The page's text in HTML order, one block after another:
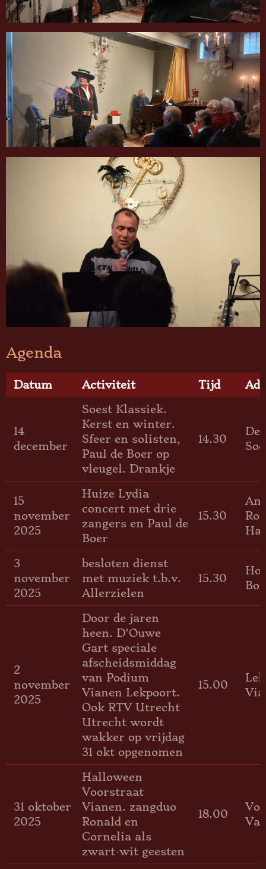
Agenda
Datum Activiteit Tijd
14
december
Soest Klassiek.
Kerst en winter.
Sfeer en solisten,
Paul de Boer op
vleugel. Drankje
14.30
15
november
2025
Huize Lydia
concert met drie
zangers en Paul de
Boer
15.30
3
november
2025
besloten dienst
met muziek t.b.v.
Allerzielen
15.30
2
november
2025
Door de jaren
heen. D'Ouwe
Gart speciale
afscheidsmiddag
van Podium
Vianen Lekpoort.
Ook RTV Utrecht
Utrecht wordt
wakker op vrijdag
31 okt opgenomen
15.00
31 oktober
2025
Halloween
Voorstraat
Vianen. zangduo
Ronald en
Cornelia als
zwart-wit geesten
18.00